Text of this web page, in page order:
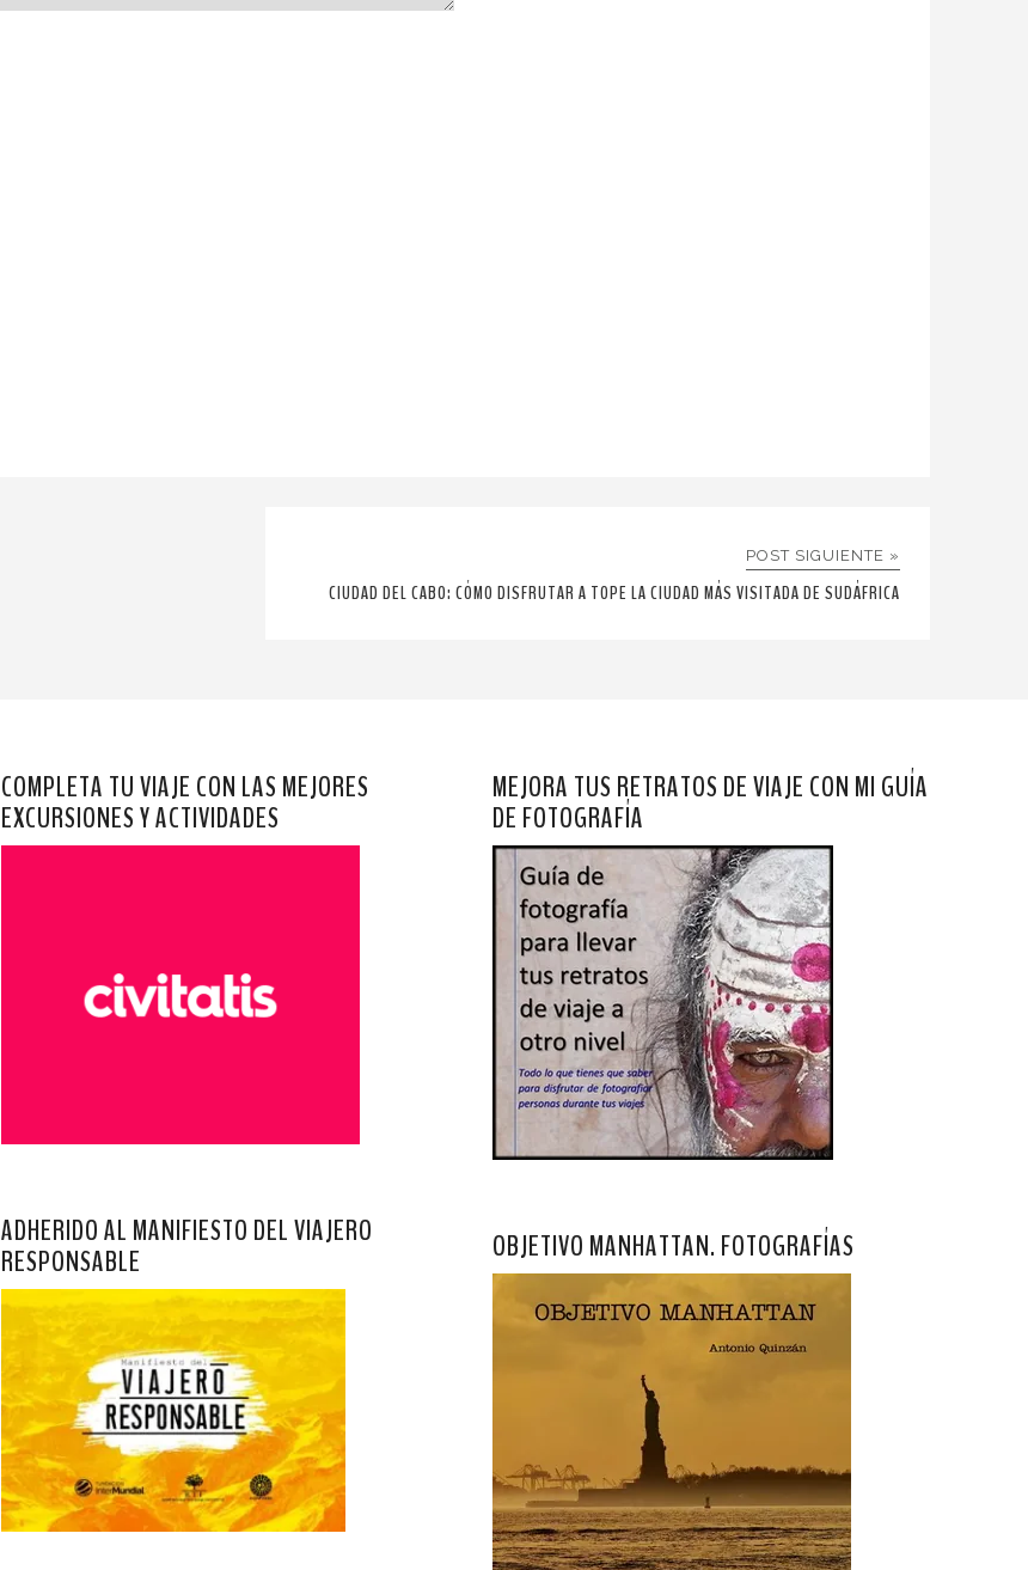
POST SIGUIENTE »
CIUDAD DEL CABO: CÓMO DISFRUTAR A TOPE LA CIUDAD MÁS VISITADA DE SUDÁFRICA
COMPLETA TU VIAJE CON LAS MEJORES
EXCURSIONES Y ACTIVIDADES
ADHERIDO AL MANIFIESTO DEL VIAJERO
RESPONSABLE
MEJORA TUS RETRATOS DE VIAJE CON MI GUÍA
DE FOTOGRAFÍA
OBJETIVO MANHATTAN. FOTOGRAFÍAS